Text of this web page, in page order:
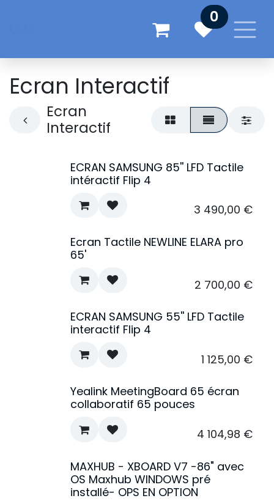
0
Ecran Interactif
Ecran
Interactif
ECRAN SAMSUNG 85'' LFD Tactile
intéractif Flip 4
3 490,00 €
Ecran Tactile NEWLINE ELARA pro
65'
2 700,00 €
ECRAN SAMSUNG 55'' LFD Tactile
interactif Flip 4
1 125,00 €
Yealink MeetingBoard 65 écran
collaboratif 65 pouces
4 104,98 €
MAXHUB - XBOARD V7 -86" avec
OS Maxhub WINDOWS pré
installé- OPS EN OPTION